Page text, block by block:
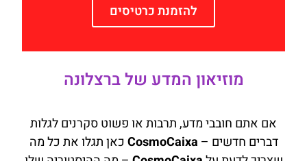
להזמנת כרטיסים
מוזיאון המדע של ברצלונה
אם אתם חובבי מדע, תרבות או פשוט סקרנים לגלות
דברים חדשים – CosmoCaixaכאן תגלו את כל מה